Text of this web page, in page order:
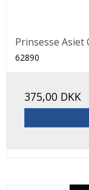
Prinsesse Asiet
62890
375,00 DKK